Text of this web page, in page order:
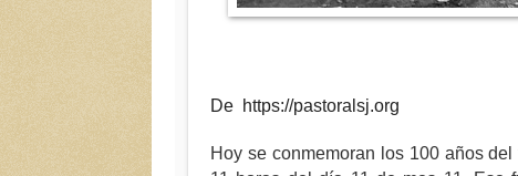
De https://pastoralsj.org
Hoy se conmemoran los 100 años